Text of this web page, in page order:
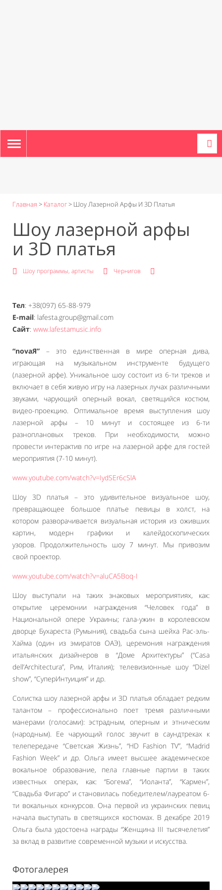
TOGGLE
NAVIGATION
Главная > Каталог> Шоу Лазерной Арфы И 3D Платья
Шоу лазерной арфы
и 3D платья
Шоу программы, артисты Чернигов
Тел: +38(097) 65-88-979
E-mail: lafesta.group@gmail.com
Сайт: www.lafestamusic.info
“novaЯ” – это единственная в мире оперная дива,
играющая на музыкальном инструменте будущего
(лазерной арфе). Уникальное шоу состоит из 6-ти треков и
включает в себя живую игру на лазерных лучах различными
звуками, чарующий оперный вокал, светящийся костюм,
видео-проекцию. Оптимальное время выступления шоу
лазерной арфы – 10 минут и состоящее из 6-ти
разноплановых треков. При необходимости, можно
провести интерактив по игре на лазерной арфе для гостей
мероприятия (7-10 минут).
www.youtube.com/watch?v=IydSEr6cSlA
Шоу 3D платья – это удивительное визуальное шоу,
превращающее большое платье певицы в холст, на
котором разворачивается визуальная история из оживших
картин, модерн графики и калейдоскопических
узоров. Продолжительность шоу 7 минут. Мы привозим
свой проектор.
www.youtube.com/watch?v=aluCA5Boq-I
Шоу выступали на таких знаковых мероприятиях, как:
открытие церемонии награждения “Человек года” в
Национальной опере Украины; гала-ужин в королевском
дворце Бухареста (Румыния), свадьба сына шейха Рас-эль-
Хайма (один из эмиратов ОАЭ), церемония награждения
итальянских дизайнеров в “Доме Архитектуры” (“Casa
dell’Architectura”, Рим, Италия); телевизионные шоу “Dizel
show”, “СуперИнтуиция” и др.
Солистка шоу лазерной арфы и 3D платья обладает редким
талантом – профессионально поет тремя различными
манерами (голосами): эстрадным, оперным и этническим
(народным). Ее чарующий голос звучит в саундтреках к
телепередаче “Светская Жизнь”, “HD Fashion TV”, “Madrid
Fashion Week” и др. Ольга имеет высшее академическое
вокальное образование, пела главные партии в таких
известных операх, как: “Богема”, “Иоланта”, “Кармен”,
“Свадьба Фигаро” и становилась победителем/лауреатом 6-
ти вокальных конкурсов. Она первой из украинских певиц
начала выступать в светящихся костюмах. В декабре 2019
Ольга была удостоена награды “Женщина III тысячелетия”
за вклад в развитие современной музыки и искусства.
Фотогалерея